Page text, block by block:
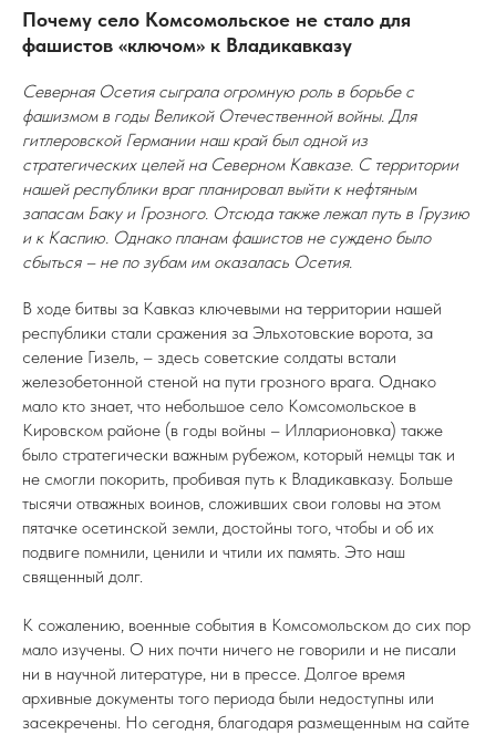
Почему село Комсомольское не стало для
фашистов «ключом» к Владикавказу
Северная Осетия сыграла огромную роль в борьбе с
фашизмом в годы Великой Отечественной войны. Для
гитлеровской Германии наш край был одной из
стратегических целей на Северном Кавказе. С территории
нашей республики враг планировал выйти к нефтяным
запасам Баку и Грозного. Отсюда также лежал путь в Грузию
и к Каспию. Однако планам фашистов не суждено было
сбыться – не по зубам им оказалась Осетия.
В ходе битвы за Кавказ ключевыми на территории нашей
республики стали сражения за Эльхотовские ворота, за
селение Гизель, – здесь советские солдаты встали
железобетонной стеной на пути грозного врага. Однако
мало кто знает, что небольшое село Комсомольское в
Кировском районе (в годы войны – Илларионовка) также
было стратегически важным рубежом, который немцы так и
не смогли покорить, пробивая путь к Владикавказу. Больше
тысячи отважных воинов, сложивших свои головы на этом
пятачке осетинской земли, достойны того, чтобы и об их
подвиге помнили, ценили и чтили их память. Это наш
священный долг.
К сожалению, военные события в Комсомольском до сих пор
мало изучены. О них почти ничего не говорили и не писали
ни в научной литературе, ни в прессе. Долгое время
архивные документы того периода были недоступны или
засекречены. Но сегодня, благодаря размещенным на сайте